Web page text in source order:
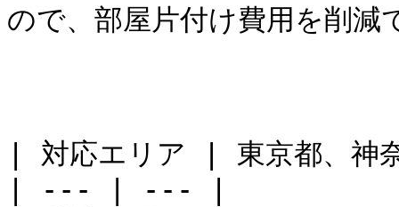
ので、部屋片付け費用を削減
| 対応エリア | 東京都、神
| --- | --- |